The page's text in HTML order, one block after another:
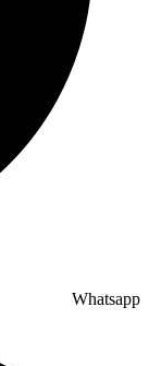
Whatsapp